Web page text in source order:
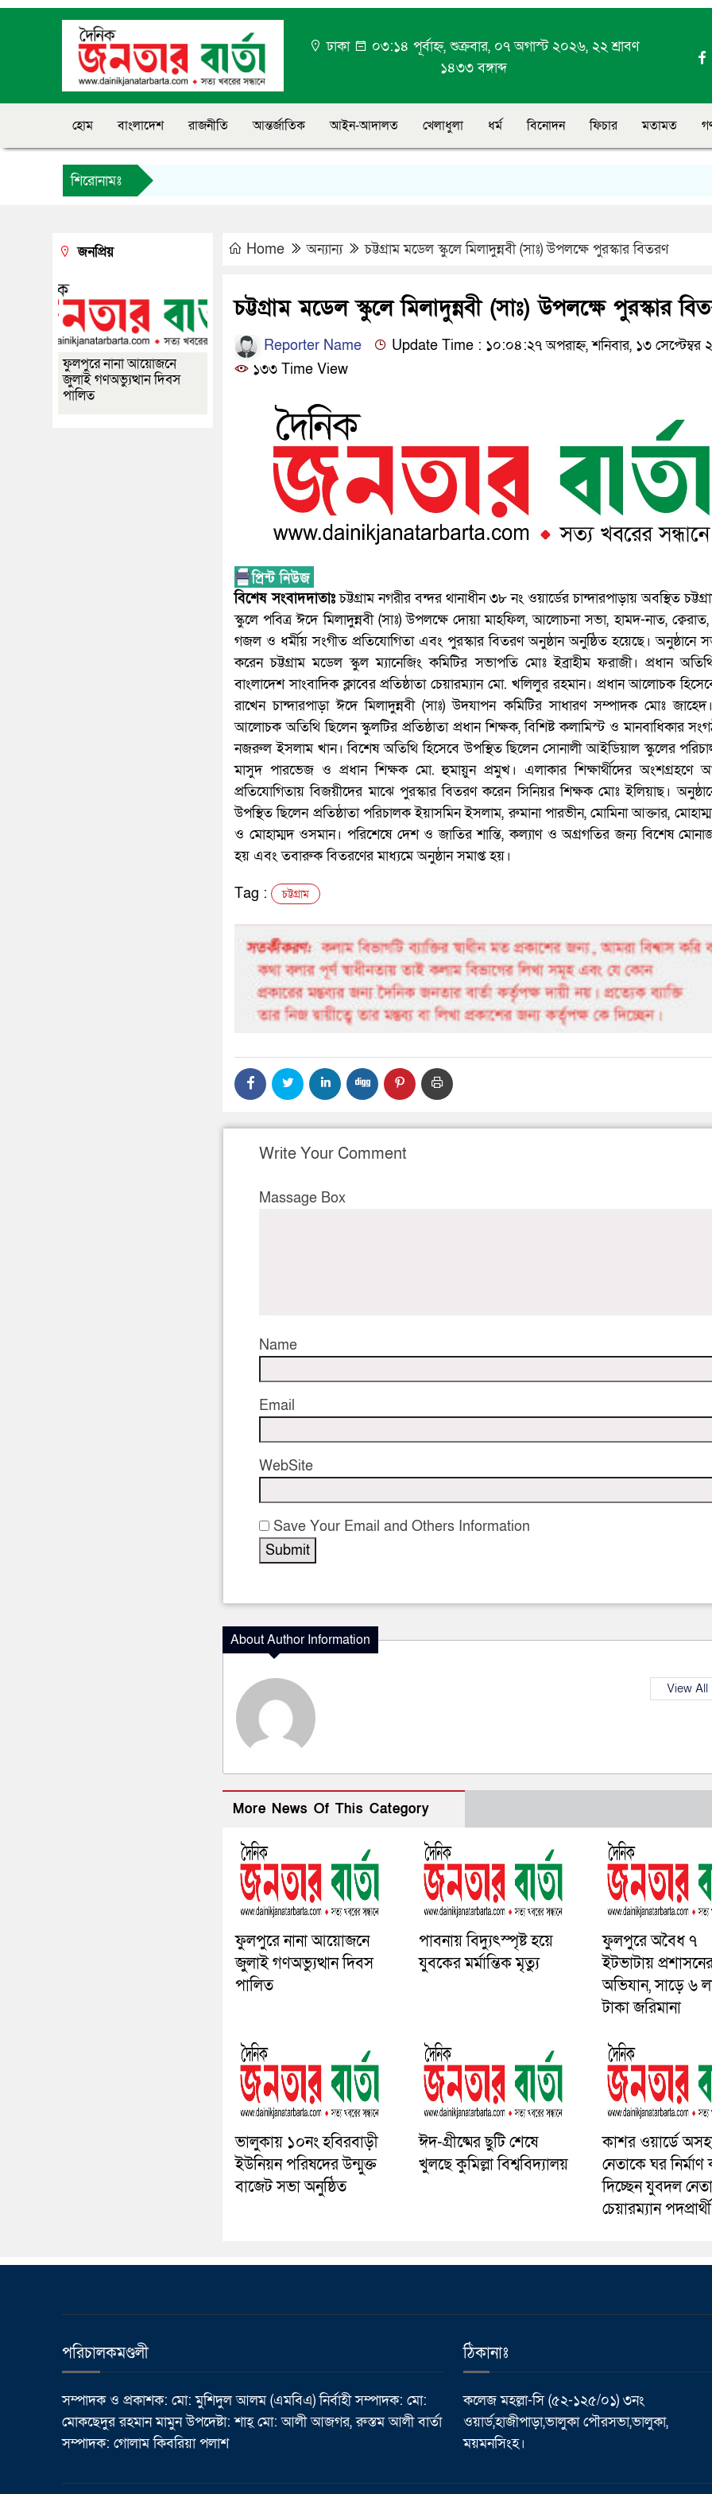
ঢাকা
০৩:১৪ পূর্বাহ্ন, শুক্রবার, ০৭ অগাস্ট ২০২৬, ২২ শ্রাবণ
১৪৩৩ বঙ্গাব্দ
হোম বাংলাদেশ রাজনীতি আন্তর্জাতিক আইন-আদালত খেলাধুলা ধর্ম বিনোদন ফিচার মতামত
শিরোনামঃ
Home অন্যান্য চট্টগ্রাম মডেল স্কুলে মিলাদুন্নবী (সাঃ) উপলক্ষে পুরস্কার বিতরণ
চট্টগ্রাম মডেল স্কুলে মিলাদুন্নবী (সাঃ) উপলক্ষে পুরস্কার
Reporter Name
Update Time : ১০:০৪:২৭ অপরাহ্ন, শনিবার, ১৩ সেপ্টেম্বর
১৩৩ Time View
বিশেষ সংবাদদাতাঃচট্টগ্রাম নগরীর বন্দর থানাধীন ৩৮ নং ওয়ার্ডের চান্দারপাড়ায় অবস্থিত
স্কুলে পবিত্র ঈদে মিলাদুন্নবী (সাঃ) উপলক্ষে দোয়া মাহফিল, আলোচনা সভা, হামদ-নাত,
গজল ও ধর্মীয় সংগীত প্রতিযোগিতা এবং পুরস্কার বিতরণ অনুষ্ঠান অনুষ্ঠিত হয়েছে। অনুষ্ঠানে
করেন চট্টগ্রাম মডেল স্কুল ম্যানেজিং কমিটির সভাপতি মোঃ ইব্রাহীম ফরাজী। প্রধান
বাংলাদেশ সাংবাদিক ক্লাবের প্রতিষ্ঠাতা চেয়ারম্যান মো. খলিলুর রহমান। প্রধান আলোচক
রাখেন চান্দারপাড়া ঈদে মিলাদুন্নবী (সাঃ) উদযাপন কমিটির সাধারণ সম্পাদক মোঃ
আলোচক অতিথি ছিলেন স্কুলটির প্রতিষ্ঠাতা প্রধান শিক্ষক, বিশিষ্ট কলামিস্ট ও মানবাধিকার
নজরুল ইসলাম খান। বিশেষ অতিথি হিসেবে উপস্থিত ছিলেন সোনালী আইডিয়াল স্কুলের
মাসুদ পারভেজ ও প্রধান শিক্ষক মো. হুমায়ুন প্রমুখ। এলাকার শিক্ষার্থীদের অংশগ্রহণে
প্রতিযোগিতায় বিজয়ীদের মাঝে পুরস্কার বিতরণ করেন সিনিয়র শিক্ষক মোঃ ইলিয়াছ।
উপস্থিত ছিলেন প্রতিষ্ঠাতা পরিচালক ইয়াসমিন ইসলাম, রুমানা পারভীন, মোমিনা আক্তার,
ও মোহাম্মদ ওসমান। পরিশেষে দেশ ও জাতির শান্তি, কল্যাণ ও অগ্রগতির জন্য বিশেষ
হয় এবং তবারুক বিতরণের মাধ্যমে অনুষ্ঠান সমাপ্ত হয়।
Tag : চট্টগ্রাম
Write Your Comment
Massage Box
Name
Email
WebSite
Save Your Email and Others Information
About Author Information
View All
More News Of This Category
ফুলপুরে নানা আয়োজনে
জুলাই গণঅভ্যুত্থান দিবস
পালিত
পাবনায় বিদ্যুৎস্পৃষ্ট হয়ে
যুব‌কের মর্মান্তিক মৃত্যু
ফুলপুরে অবৈধ ৭
ইটভাটায়
অভিযান, সাড়ে ৬
টাকা জরিমানা
ভালুকায় ১০নং হবিরবাড়ী
ইউনিয়ন পরিষদের উন্মুক্ত
বাজেট সভা অনুষ্ঠিত
ঈদ-গ্রীষ্মের ছুটি শেষে
খুলছে কুমিল্লা বিশ্ববিদ্যালয়
কাশর ওয়ার্ডে
নেতাকে ঘর নির্মাণ
দিচ্ছেন যুবদল
চেয়ারম্যান
জনপ্রিয়
ফুলপুরে নানা আয়োজনে
জুলাই গণঅভ্যুত্থান দিবস
পালিত
পরিচালকমণ্ডলী
সম্পাদক ও প্রকাশক: মো: মুশিদুল আলম (এমবিএ) নির্বাহী সম্পাদক: মো:
মোকছেদুর রহমান মামুন উপদেষ্টা: শাহ্ মো: আলী আজগর, রুস্তম আলী বার্তা
সম্পাদক: গোলাম কিবরিয়া পলাশ
ঠিকানাঃ
কলেজ মহল্লা-সি (৫২-১২৫/০১) ৩নং
ওয়ার্ড,হাজীপাড়া,ভালুকা পৌরসভা,ভালুকা,
ময়মনসিংহ।